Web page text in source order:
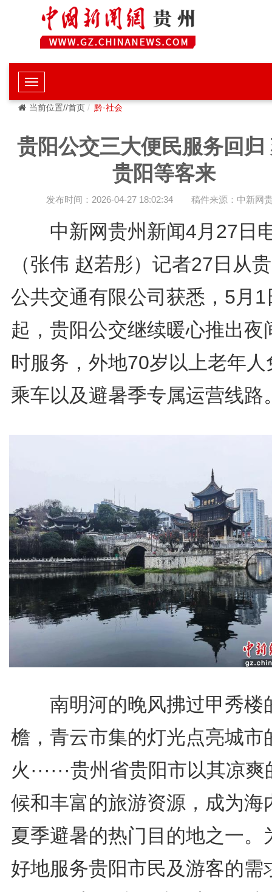
当前位置//首页 黔·社会
贵阳公交三大便民服务回归
贵阳等客来
发布时间：2026-04-27 18:02:34 稿件来源：中新网
中新网贵州新闻4月27
（张伟 赵若彤）记者27日从
公共交通有限公司获悉，5月1
起，贵阳公交继续暖心推出夜
时服务，外地70岁以上老年人
乘车以及避暑季专属运营线路
南明河的晚风拂过甲秀楼
檐，青云市集的灯光点亮城市
火······贵州省贵阳市以其凉
候和丰富的旅游资源，成为海
夏季避暑的热门目的地之一。
好地服务贵阳市民及游客的需